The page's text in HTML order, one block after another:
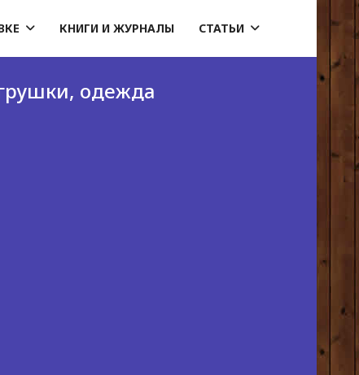
КНИГИ И ЖУРНАЛЫ СТАТЬИ
одежда